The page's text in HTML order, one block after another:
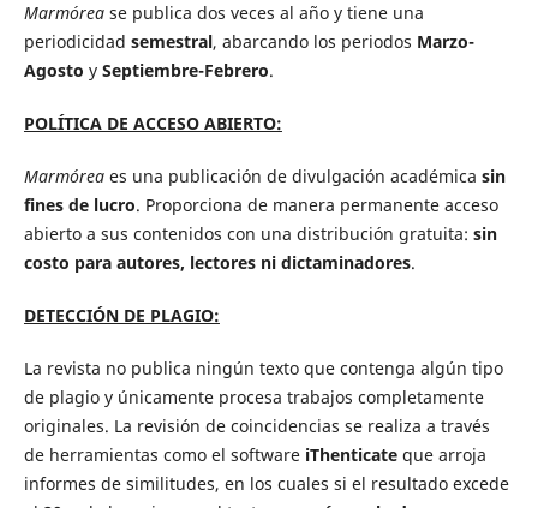
Marmórea se publica dos veces al año y tiene una
periodicidad semestral, abarcando los periodos Marzo-
Agosto y Septiembre-Febrero.
POLÍTICA DE ACCESO ABIERTO:
Marmóreaes una publicación de divulgación académica sin
fines de lucro. Proporciona de manera permanente acceso
abierto a sus contenidos con una distribución gratuita: sin
costo para autores, lectores ni dictaminadores.
DETECCIÓN DE PLAGIO:
La revista no publica ningún texto que contenga algún tipo
de plagio y únicamente procesa trabajos completamente
originales. La revisión de coincidencias se realiza a través
de herramientas como el software iThenticateque arroja
informes de similitudes, en los cuales si el resultado excede